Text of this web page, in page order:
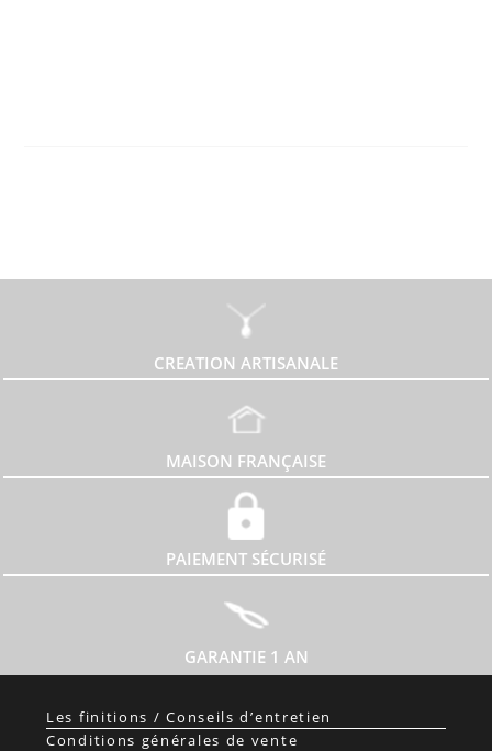
CREATION ARTISANALE
MAISON FRANÇAISE
PAIEMENT SÉCURISÉ
GARANTIE 1 AN
Les finitions / Conseils d’entretien
Conditions générales de vente